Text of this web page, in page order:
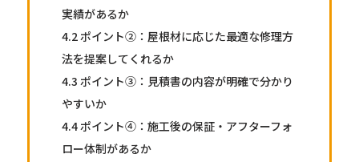
実績があるか
4.2ポイント②：屋根材に応じた最適な修理方
法を提案してくれるか
4.3 ポイント③：見積書の内容が明確で分かり
やすいか
4.4ポイント④：施工後の保証・アフターフォ
ロー体制があるか